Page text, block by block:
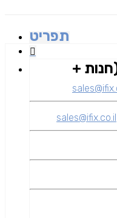
תפריט
שלוחה 2 (חנות +
sales@ifix.co.il